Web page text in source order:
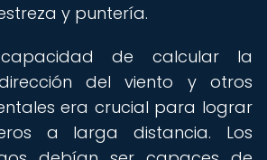
y puntería.
de calcular la
del viento y otros
era crucial para lograr
a larga distancia. Los